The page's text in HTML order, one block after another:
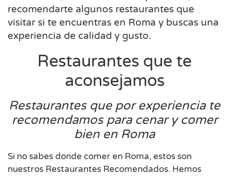
recomendarte algunos restaurantes que
visitar si te encuentras en Roma y buscas una
experiencia de calidad y gusto.
Restaurantes que te
aconsejamos
Restaurantes que por experiencia te
recomendamos para cenar y comer
bien en Roma
Si no sabes donde comer en Roma, estos son
nuestros Restaurantes Recomendados. Hemos